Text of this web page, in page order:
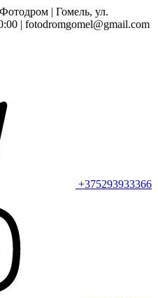
| Гомель, ул.
| fotodromgomel@gmail.com
+375293933366